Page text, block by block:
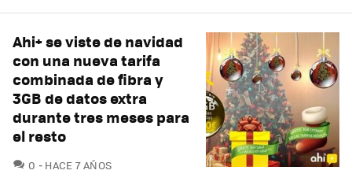
Ahi+ se viste de navidad
con una nueva tarifa
combinada de fibra y
3GB de datos extra
durante tres meses para
el resto
0 COMENTARIOS
HACE 7 AÑOS